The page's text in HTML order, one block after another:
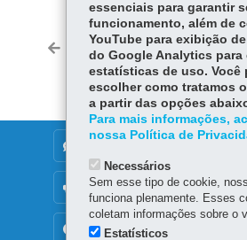
ce
bo
ok
Tw
itt
er
Voltar Início
OUVIDORIA
TRANSPARÊNCIA INSTITUCIONAL
essenciais para garantir
funcionamento, além de
YouTube para exibição
do Google Analytics para
estatísticas de uso. Você
escolher como tratamos
a partir das opções
Para mais informações,
nossa Política de
Necessários
Sem esse tipo de cookie,
funciona plenamente. Esses
coletam informações sobre o
Estatísticos